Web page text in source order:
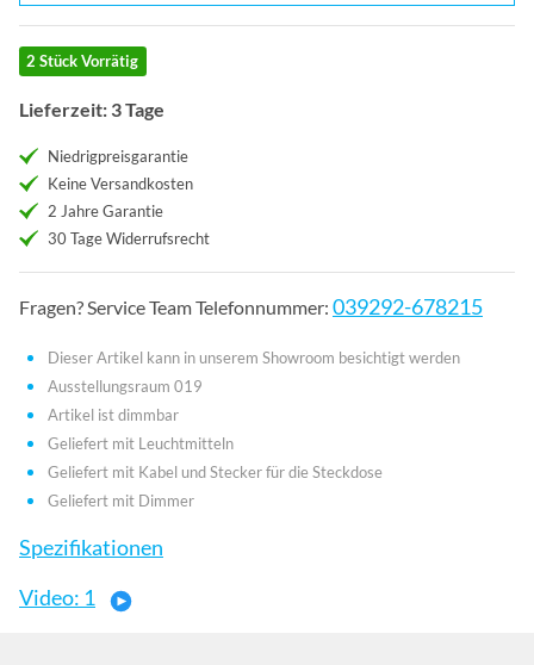
2 Stück Vorrätig
Lieferzeit: 3 Tage
Niedrigpreisgarantie
Keine Versandkosten
2 Jahre Garantie
30 Tage Widerrufsrecht
Fragen? Service Team Telefonnummer: 039292-678215
Dieser Artikel kann in unserem Showroom besichtigt werden
Ausstellungsraum 019
Artikel ist dimmbar
Geliefert mit Leuchtmitteln
Geliefert mit Kabel und Stecker für die Steckdose
Geliefert mit Dimmer
Spezifikationen
Video: 1